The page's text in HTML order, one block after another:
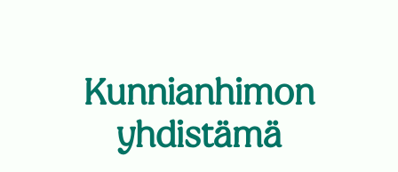
Kunnianhimon
yhdistämä